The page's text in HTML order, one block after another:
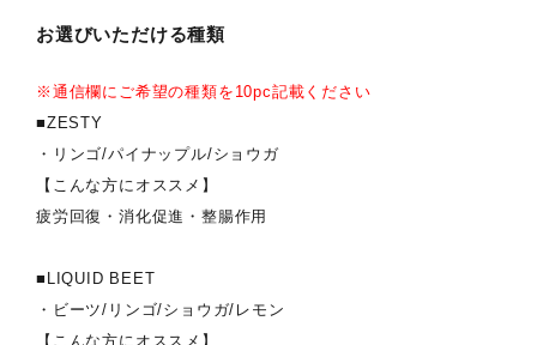
お選びいただける種類
※通信欄にご希望の種類を10pc記載ください
■ZESTY
・リンゴ/パイナップル/ショウガ
【こんな方にオススメ】
疲労回復・消化促進・整腸作用
■LIQUID BEET
・ビーツ/リンゴ/ショウガ/レモン
【こんな方にオススメ】